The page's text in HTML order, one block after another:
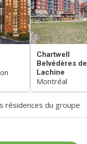
Chartwell
Belvédères de
Lachine
Montréal
résidences du groupe